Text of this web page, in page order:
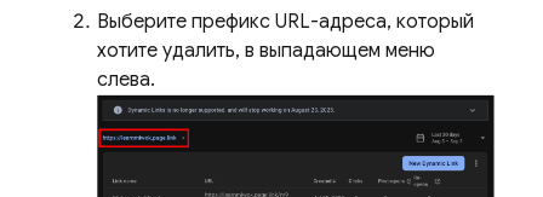
Выберите префикс URL-адреса, который
хотите удалить, в выпадающем меню
слева.